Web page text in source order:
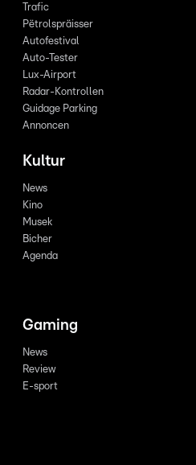
Trafic
Pëtrolspräisser
Autofestival
Auto-Tester
Lux-Airport
Radar-Kontrollen
Guidage Parking
Annoncen
Kultur
News
Kino
Musek
Bicher
Agenda
Gaming
News
Review
E-sport